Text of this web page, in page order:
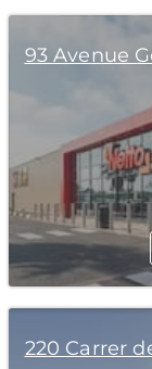
93 Avenue
220 Carrer